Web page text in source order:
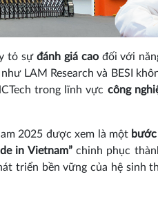
tỏ sự đánh giá caođối với
LAM Research và BESI
trong lĩnh vực công
2025 được xem là một
in Vietnam”chinh phục
triển bền vững của hệ sinh